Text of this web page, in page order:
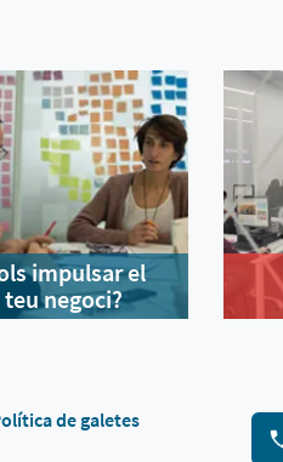
impulsar el
teu negoci?
de galetes